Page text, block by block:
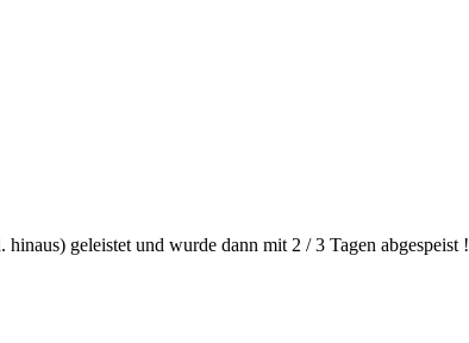
geleistet und wurde dann mit 2 / 3 Tagen abgespeist !